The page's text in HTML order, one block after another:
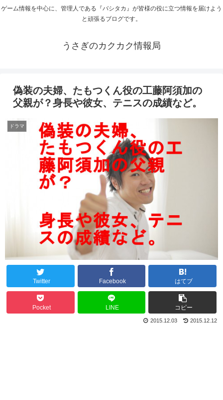
ゲーム情報を中心に、管理人である『バシタカ』が皆様の役に立つ情報を届けよう
と頑張るブログです。
うさぎのカクカク情報局
偽装の夫婦、たもつくん役の工藤阿須加の
父親が？身長や彼女、テニスの成績など。
ドラマ
Twitter Facebook はてブ
Pocket LINE コピー
2015.12.12
2015.12.03